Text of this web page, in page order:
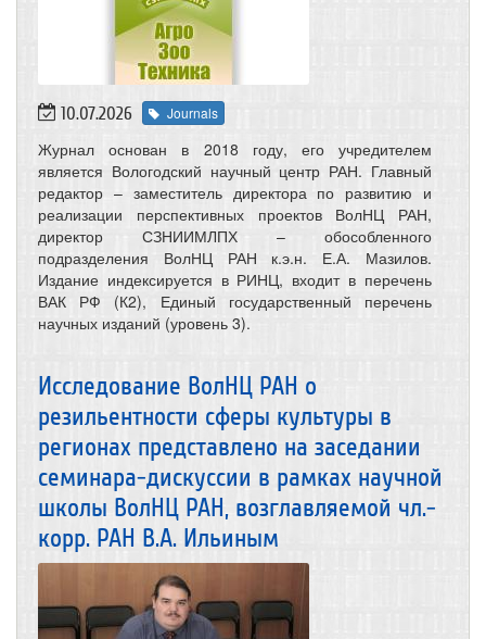
10.07.2026 Journals
Журнал основан в 2018 году, его учредителем
является Вологодский научный центр РАН. Главный
редактор – заместитель директора по развитию и
реализации перспективных проектов ВолНЦ РАН,
директор СЗНИИМЛПХ – обособленного
подразделения ВолНЦ РАН к.э.н. Е.А. Мазилов.
Издание индексируется в РИНЦ, входит в перечень
ВАК РФ (К2), Единый государственный перечень
научных изданий (уровень 3).
Исследование ВолНЦ РАН о
резильентности сферы культуры в
регионах представлено на заседании
семинара-дискуссии в рамках научной
школы ВолНЦ РАН, возглавляемой чл.-
корр. РАН В.А. Ильиным